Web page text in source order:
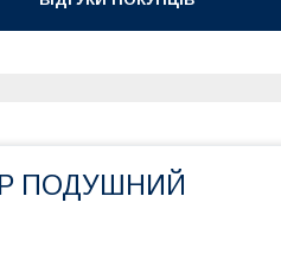
ПОДУШНИЙ